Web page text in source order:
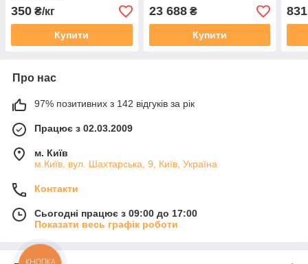
350 ₴/кг
Купити
23 688₴
Купити
831
Про нас
97% позитивних з 142 відгуків за рік
Працює з 02.03.2009
м. Київ
м.Київ, вул. Шахтарська, 9, Київ, Україна
Контакти
Сьогодні працює з 09:00 до 17:00
Показати весь графік роботи
КНОПКА